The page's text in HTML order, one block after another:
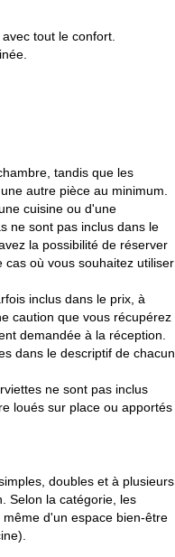
tout le confort.
tandis que les
autre pièce au minimum.
cuisine ou d'une
ne sont pas inclus dans le
la possibilité de réserver
où vous souhaitez utiliser
inclus dans le prix, à
caution que vous récupérez
demandée à la réception.
dans le descriptif de chacun
ne sont pas inclus
loués sur place ou apportés
doubles et à plusieurs
Selon la catégorie, les
d'un espace bien-être